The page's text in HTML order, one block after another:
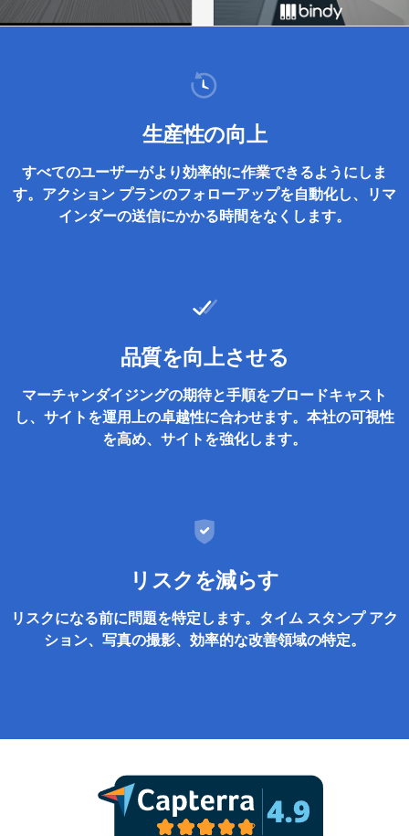
生産性の向上
すべてのユーザーがより効率的に作業できるようにしま
す。アクション プランのフォローアップを自動化し、リマ
インダーの送信にかかる時間をなくします。
品質を向上させる
マーチャンダイジングの期待と手順をブロードキャスト
し、サイトを運用上の卓越性に合わせます。本社の可視性
を高め、サイトを強化します。
リスクを減らす
リスクになる前に問題を特定します。タイム スタンプ アク
ション、写真の撮影、効率的な改善領域の特定。